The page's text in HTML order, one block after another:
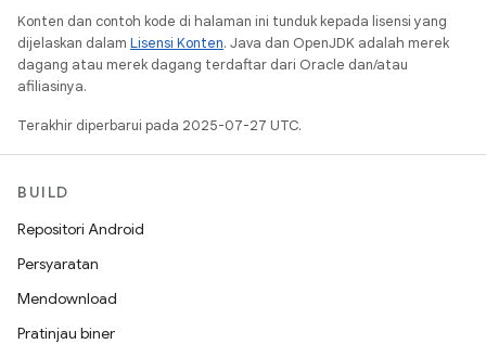
Konten dan contoh kode di halaman ini tunduk kepada lisensi yang
dijelaskan dalam Lisensi Konten. Java dan OpenJDK adalah merek
dagang atau merek dagang terdaftar dari Oracle dan/atau
afiliasinya.
Terakhir diperbarui pada 2025-07-27 UTC.
BUILD
Repositori Android
Persyaratan
Mendownload
Pratinjau biner